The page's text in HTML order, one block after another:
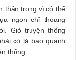
thận trọng vì có thể
ngon chỉ thoang
Giò truyện thống
có lá bao quanh
thống.